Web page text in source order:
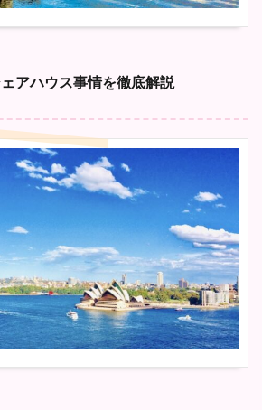
アハウス事情を徹底解説